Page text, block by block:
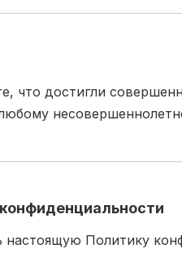
что достигли
настоящую Политику